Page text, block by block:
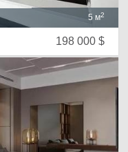
5 м2
198 000 $